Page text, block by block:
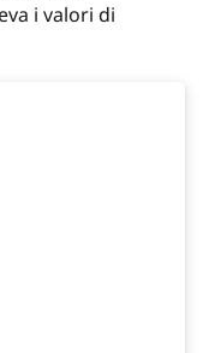
i valori di